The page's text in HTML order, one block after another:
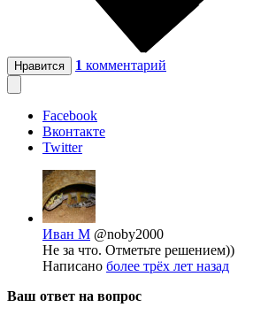
Нравится 1 комментарий
Facebook
Вконтакте
Twitter
Иван М @noby2000
Не за что. Отметьте решением))
Написано более трёх лет назад
Ваш ответ на вопрос